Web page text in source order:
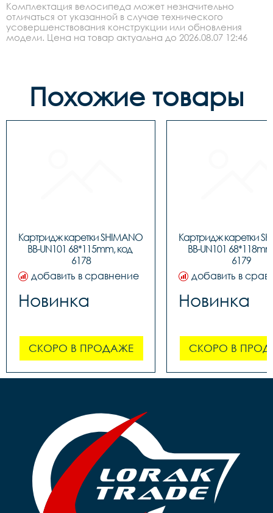
Комплектация велосипеда может незначительно
отличаться от указанной в случае технического
усовершенствования конструкции или обновления
модели. Цена на товар актуальна до 2026.08.07 12:46
Похожие товары
Картридж каретки SHIMANO
BB-UN101 68*115mm, код
6178
добавить в сравнение
Новинка
СКОРО В ПРОДАЖЕ
Картридж каретки
BB-UN101
6179
добавить в
Новинка
СКОРО В